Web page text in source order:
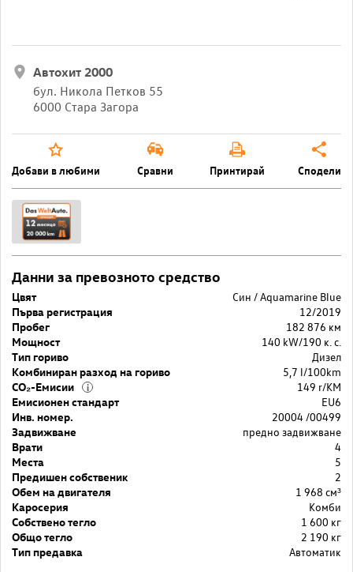
Автохит 2000
бул. Никола Петков 55
6000 Стара Загора
Добави в любими Сравни Принтирай Сподели
Данни за превозното средство
Цвят
Син / Aquamarine Blue
Първа регистрация
12/2019
Пробег
182 876 км
Мощност
140 kW/190 к. с.
Тип гориво
Дизел
Комбиниран разход на гориво
5,7 l/100km
CO₂-Емисии
i
149 r/KM
Емисионен стандарт
EU6
Инв. номер.
20004 /00499
Задвижване
предно задвижване
Врати
4
Места
5
Предишен собственик
2
Обем на двигателя
1 968 cм³
Каросерия
Комби
Собствено тегло
1 600 кг
Общо тегло
2 190 кг
Тип предавка
Автоматик